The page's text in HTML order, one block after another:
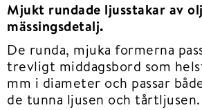
Mjukt rundade ljusstakar av
mässingsdetalj.
De runda, mjuka formerna
trevligt middagsbord som
mm i diameter och passar
de tunna ljusen och tårtljusen.